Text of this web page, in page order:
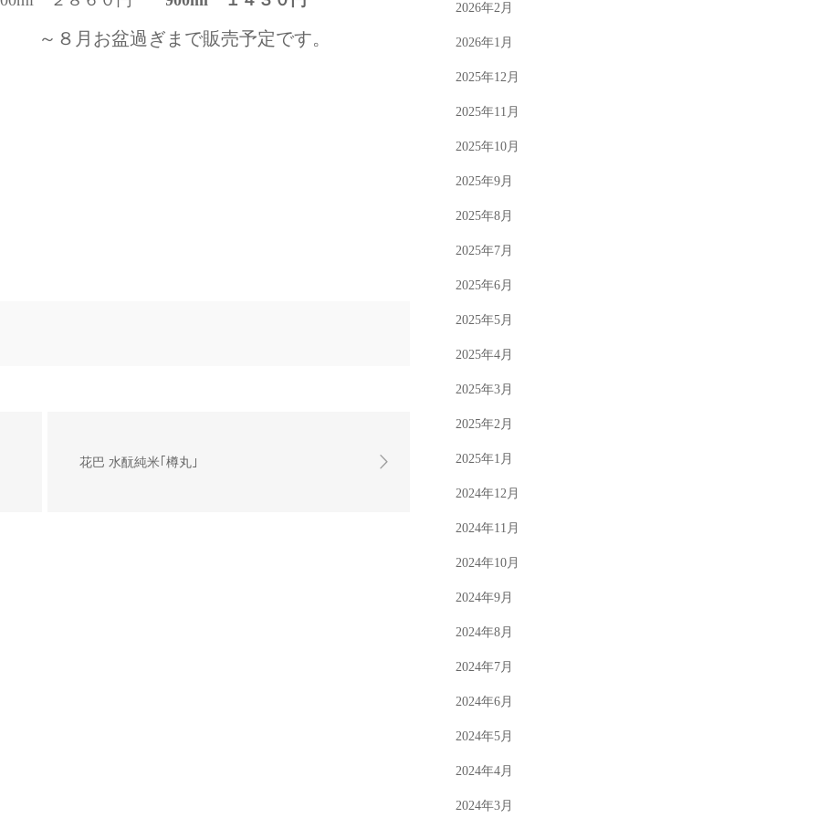
８月お盆過ぎまで販売予定です。
花巴 水酛純米｢樽丸｣
2026年2月
2026年1月
2025年12月
2025年11月
2025年10月
2025年9月
2025年8月
2025年7月
2025年6月
2025年5月
2025年4月
2025年3月
2025年2月
2025年1月
2024年12月
2024年11月
2024年10月
2024年9月
2024年8月
2024年7月
2024年6月
2024年5月
2024年4月
2024年3月